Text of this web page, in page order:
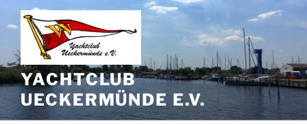
Zum
Inhalt
springen
YACHTCLUB
UECKERMÜNDE E.V.